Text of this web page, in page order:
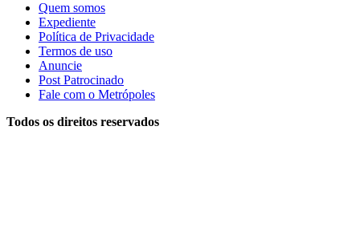
Quem somos
Expediente
Política de Privacidade
Termos de uso
Anuncie
Post Patrocinado
Fale com o Metrópoles
Todos os direitos reservados